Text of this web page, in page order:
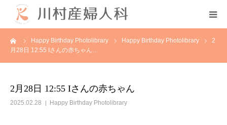
Happy Birthday Photolibrary Happy Birthday Photolibrary
2
月28日 12:55 Iさんの赤ちゃん…
2月28日 12:55 Iさんの赤ちゃん
2025.02.28 Happy Birthday Photolibrary
初めての方へ
診療案内